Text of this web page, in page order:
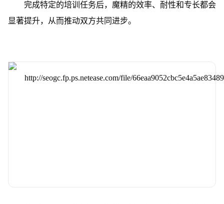
完成特定的培训任务后，魔精的效率、耐性和专长都会
显著提升，从而推动双方共同进步。